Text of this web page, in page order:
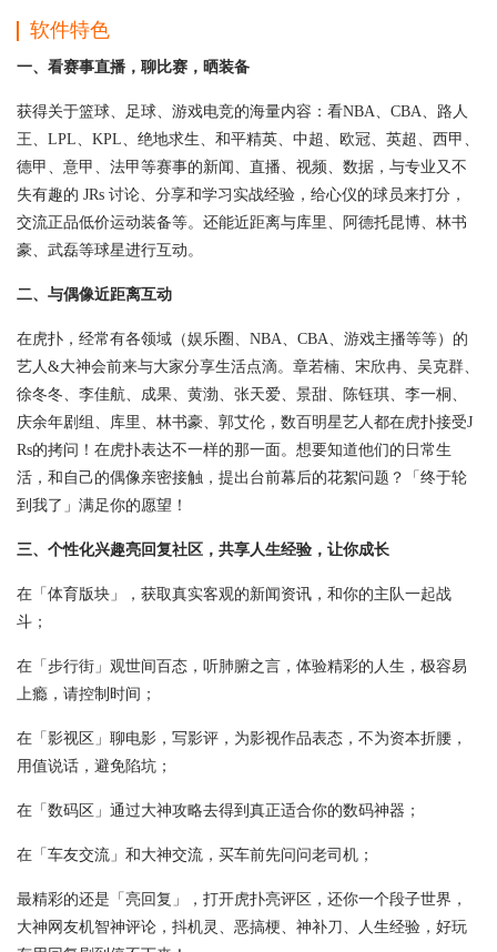
软件特色
一、看赛事直播，聊比赛，晒装备
获得关于篮球、足球、游戏电竞的海量内容：看NBA、CBA、路人
王、LPL、KPL、绝地求生、和平精英、中超、欧冠、英超、西甲、
德甲、意甲、法甲等赛事的新闻、直播、视频、数据，与专业又不
失有趣的 JRs 讨论、分享和学习实战经验，给心仪的球员来打分，
交流正品低价运动装备等。还能近距离与库里、阿德托昆博、林书
豪、武磊等球星进行互动。
二、与偶像近距离互动
在虎扑，经常有各领域（娱乐圈、NBA、CBA、游戏主播等等）的
艺人&大神会前来与大家分享生活点滴。章若楠、宋欣冉、吴克群、
徐冬冬、李佳航、成果、黄渤、张天爱、景甜、陈钰琪、李一桐、
庆余年剧组、库里、林书豪、郭艾伦，数百明星艺人都在虎扑接受J
Rs的拷问！在虎扑表达不一样的那一面。想要知道他们的日常生
活，和自己的偶像亲密接触，提出台前幕后的花絮问题？「终于轮
到我了」满足你的愿望！
三、个性化兴趣亮回复社区，共享人生经验，让你成长
在「体育版块」，获取真实客观的新闻资讯，和你的主队一起战
斗；
在「步行街」观世间百态，听肺腑之言，体验精彩的人生，极容易
上瘾，请控制时间；
在「影视区」聊电影，写影评，为影视作品表态，不为资本折腰，
用值说话，避免陷坑；
在「数码区」通过大神攻略去得到真正适合你的数码神器；
在「车友交流」和大神交流，买车前先问问老司机；
最精彩的还是「亮回复」，打开虎扑亮评区，还你一个段子世界，
大神网友机智神评论，抖机灵、恶搞梗、神补刀、人生经验，好玩